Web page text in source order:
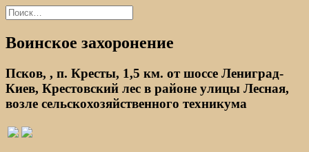
Найти:
Воинское захоронение
Псков, , п. Кресты, 1,5 км. от шоссе Лениград-
Киев, Крестовский лес в районе улицы Лесная,
возле сельскохозяйственного техникума